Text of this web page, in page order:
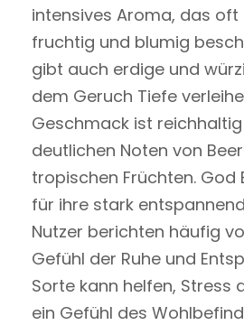
intensives Aroma, das oft
fruchtig und blumig
gibt auch erdige und
dem Geruch Tiefe
Geschmack ist
deutlichen Noten von
tropischen Früchten. God
für ihre stark
Nutzer berichten häufig
Gefühl der Ruhe und
Sorte kann helfen, Stress
ein Gefühl des